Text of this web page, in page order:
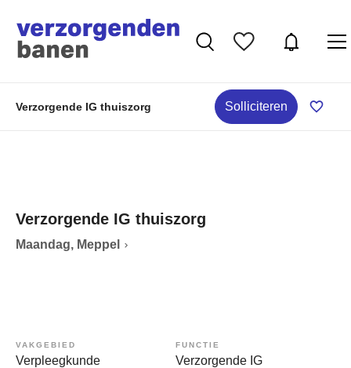
Verzorgende IG thuiszorg Solliciteren
Verzorgende IG thuiszorg
Maandag, Meppel
VAKGEBIED
Verpleegkunde
FUNCTIE
Verzorgende IG